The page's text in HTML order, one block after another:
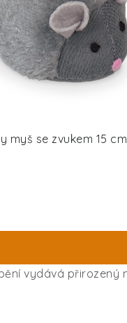
myš se zvukem 15 cm
vydává přirozený